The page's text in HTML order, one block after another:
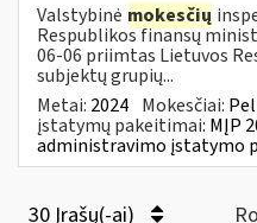
Valstybinė mokesčių
Respublikos finansų
06-06 priimtas Lietuvos
subjektų grupių...
Metai: 2024 Mokesčiai:
įstatymų pakeitimai: MĮP
administravimo įstatymo
30 Įrašų(-ai)